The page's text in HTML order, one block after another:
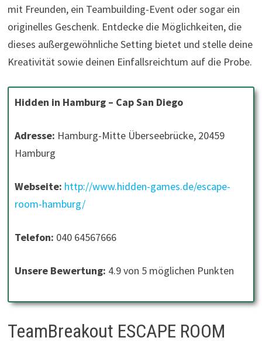
mit Freunden, ein Teambuilding-Event oder sogar ein
originelles Geschenk. Entdecke die Möglichkeiten, die
dieses außergewöhnliche Setting bietet und stelle deine
Kreativität sowie deinen Einfallsreichtum auf die Probe.
Hidden in Hamburg – Cap San Diego
Adresse: Hamburg-Mitte Überseebrücke, 20459
Hamburg
Webseite: http://www.hidden-games.de/escape-
room-hamburg/
Telefon: 040 64567666
Unsere Bewertung: 4.9 von 5 möglichen Punkten
TeamBreakout ESCAPE ROOM